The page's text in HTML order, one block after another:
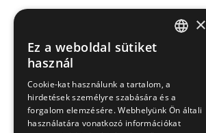
SK
RO
×
Ez a weboldal sütiket
használ
Cookie-kat használunk a tartalom, a
hirdetések személyre szabására és a
forgalom elemzésére. Webhelyünk Ön általi
használatára vonatkozó információkat